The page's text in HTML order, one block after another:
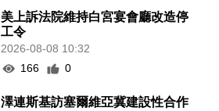
美上訴法院維持白宮宴會廳改造停
工令
2026-08-08 10:32
166
0
澤連斯基訪塞爾維亞冀建設性合作